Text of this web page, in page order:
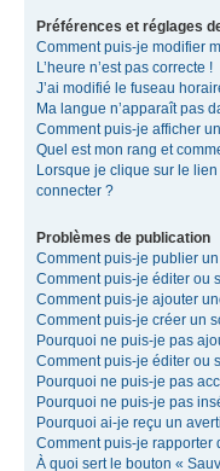
Préférences et réglages
Comment puis-je modifier
L’heure n’est pas correcte !
J’ai modifié le fuseau
Ma langue n’apparaît pas
Comment puis-je afficher
Quel est mon rang et
Lorsque je clique sur le
connecter ?
Problèmes de publication
Comment puis-je publier
Comment puis-je éditer ou
Comment puis-je ajouter
Comment puis-je créer un
Pourquoi ne puis-je pas
Comment puis-je éditer ou
Pourquoi ne puis-je pas
Pourquoi ne puis-je pas
Pourquoi ai-je reçu un
Comment puis-je rapporter
À quoi sert le bouton «